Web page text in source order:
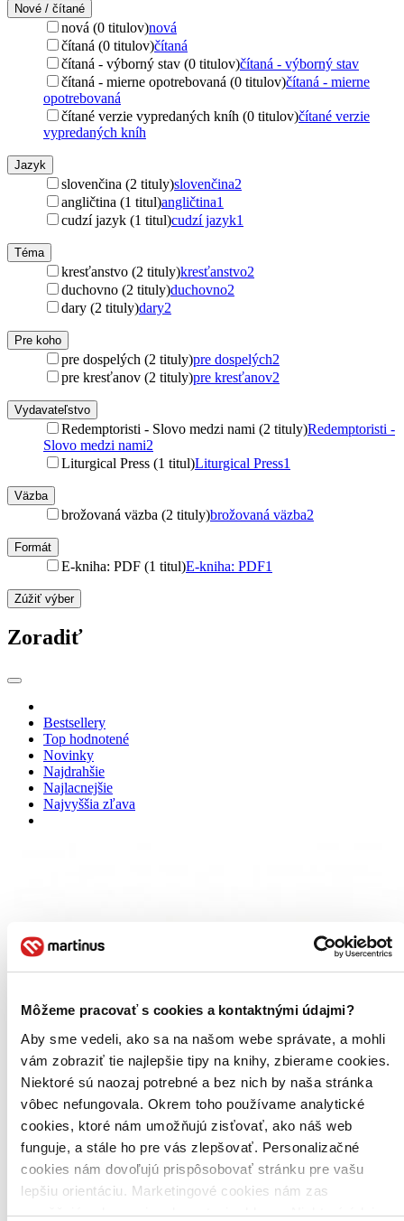
Môžeme pracovať s cookies a kontaktnými údajmi?
Aby sme vedeli, ako sa na našom webe správate, a mohli
vám zobraziť tie najlepšie tipy na knihy, zbierame cookies.
Niektoré sú naozaj potrebné a bez nich by naša stránka
vôbec nefungovala. Okrem toho používame analytické
cookies, ktoré nám umožňujú zisťovať, ako náš web
funguje, a stále ho pre vás zlepšovať. Personalizačné
cookies nám dovoľujú prispôsobovať stránku pre vašu
lepšiu orientáciu. Marketingové cookies nám zas
umožňujú zobrazenie relevantnej reklamy. Niektoré údaje
Nové / čítané
nová (0 titulov)nová
čítaná (0 titulov)čítaná
čítaná - výborný stav (0 titulov)čítaná - výborný stav
čítaná - mierne opotrebovaná (0 titulov)čítaná - mierne
opotrebovaná
čítané verzie vypredaných kníh (0 titulov)čítané verzie
vypredaných kníh
Jazyk
slovenčina (2 tituly)slovenčina2
angličtina (1 titul)angličtina1
cudzí jazyk (1 titul)cudzí jazyk1
Téma
kresťanstvo (2 tituly)kresťanstvo2
duchovno (2 tituly)duchovno2
dary (2 tituly)dary2
Pre koho
pre dospelých (2 tituly)pre dospelých2
pre kresťanov (2 tituly)pre kresťanov2
Vydavateľstvo
Redemptoristi - Slovo medzi nami (2 tituly)Redemptoristi -
Slovo medzi nami2
Liturgical Press (1 titul)Liturgical Press1
Väzba
brožovaná väzba (2 tituly)brožovaná väzba2
Formát
E-kniha: PDF (1 titul)E-kniha: PDF1
Zúžiť výber
Zoradiť
Bestsellery
Top hodnotené
Novinky
Najdrahšie
Najlacnejšie
Najvyššia zľava